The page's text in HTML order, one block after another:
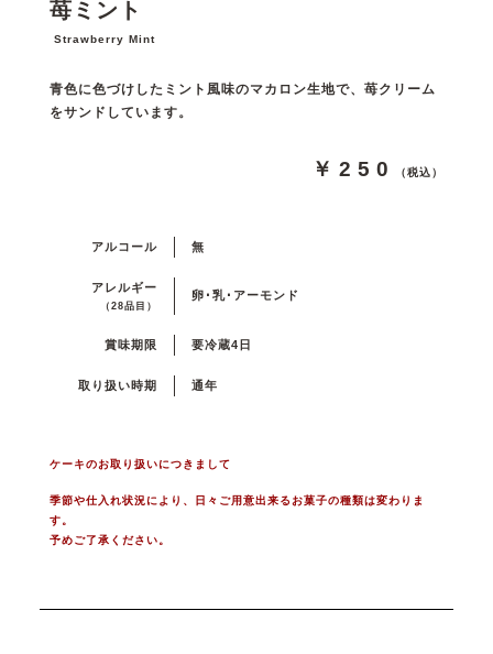
苺ミント
Strawberry Mint
青色に色づけしたミント風味のマカロン生地で、苺クリーム
をサンドしています。
￥250 （税込）
アルコール 無
アレルギー
（28品目）
卵･乳･アーモンド
賞味期限 要冷蔵4日
取り扱い時期 通年
ケーキのお取り扱いにつきまして
季節や仕入れ状況により、日々ご用意出来るお菓子の種類は変わりま
す。
予めご了承ください。